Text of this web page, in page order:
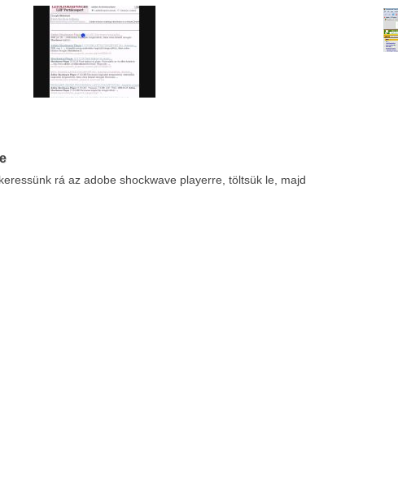
Google
rá az adobe shockwave playerre, töltsük le, majd